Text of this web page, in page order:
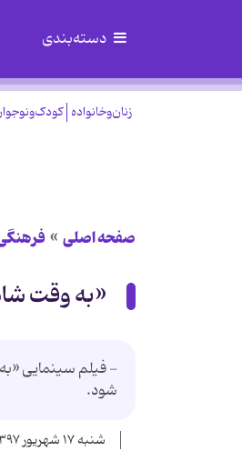
دسته‌بندی
زنان‌وخانواده
صفحه اصلی
«به وقت
شود.
شنبه ۱۷ شهریور ۱۳۹۷ - ۰۰:۰۰